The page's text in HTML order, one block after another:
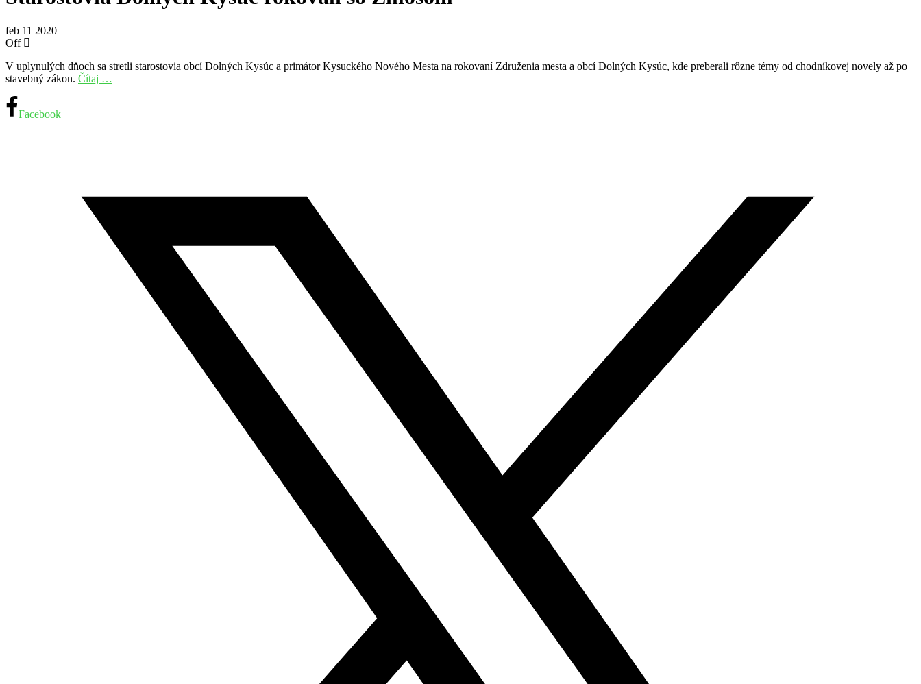
feb 11 2020
Off
V uplynulých dňoch sa stretli starostovia obcí Dolných Kysúc a primátor Kysuckého Nového Mesta na rokovaní Združenia mesta a obcí Dolných Kysúc, kde preberali rôzne témy od chodníkovej novely až po
stavebný zákon. Čítaj …
Facebook